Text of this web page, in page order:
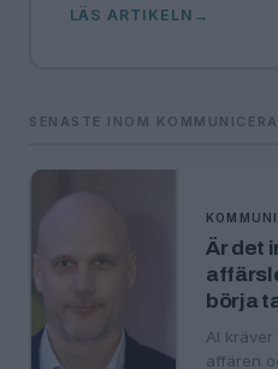
LÄS ARTIKELN
SENASTE INOM KOMMUNICERA
Är det
börja
AI
affären